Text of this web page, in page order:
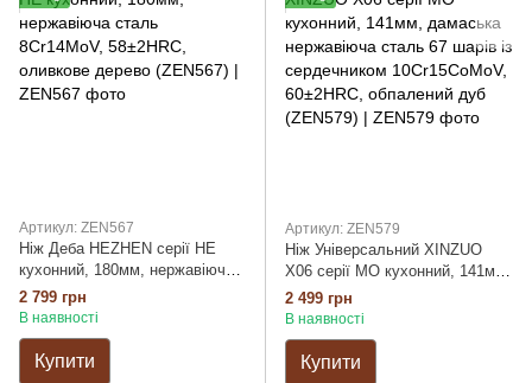
Артикул: ZEN567
Ніж Деба HEZHEN серії HE
кухонний, 180мм, нержавіюча
сталь 8Cr14MoV, 58±2HRC,
оливкове дерево (ZEN567)
2 799 грн
В наявності
Купити
Артикул: ZEN579
Ніж Універсальний XINZUO
X06 серії MO кухонний, 141мм,
дамаська нержавіюча сталь 67
шарів із сердечником
обпалений дуб (ZEN579)
2 499 грн
В наявності
Купити